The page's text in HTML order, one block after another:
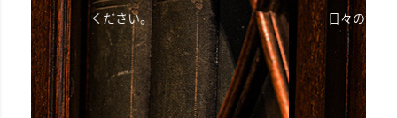
日々の食卓を魅力的に彩るアンティークです。